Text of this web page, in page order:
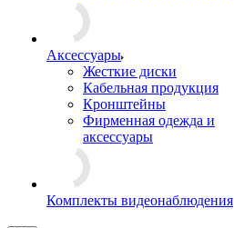
Аксессуары
Жесткие диски
Кабельная продукция
Кронштейны
Фирменная одежда и
аксессуары
Комплекты видеонаблюдения